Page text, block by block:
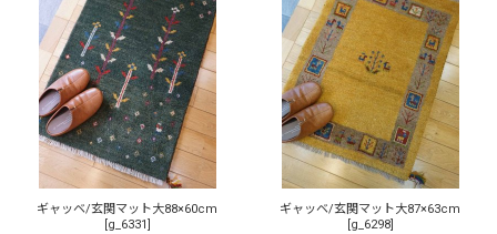
ギャッベ/玄関マット大88×60cm
[g_6331]
ギャッベ/玄関マット大87×63cm
[g_6298]